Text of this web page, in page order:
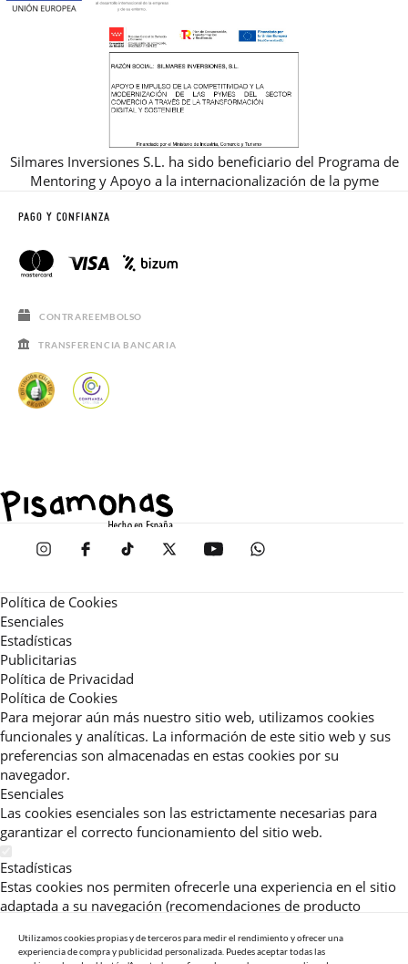
Silmares Inversiones S.L. ha sido beneficiario del Programa de
Mentoring y Apoyo a la internacionalización de la pyme
PAGO Y CONFIANZA
CONTRAREEMBOLSO
TRANSFERENCIA BANCARIA
Política de Cookies
Esenciales
Estadísticas
Publicitarias
Política de Privacidad
Política de Cookies
Para mejorar aún más nuestro sitio web, utilizamos cookies
funcionales y analíticas. La información de este sitio web y sus
preferencias son almacenadas en estas cookies por su
navegador.
Esenciales
Las cookies esenciales son las estrictamente necesarias para
garantizar el correcto funcionamiento del sitio web.
Estadísticas
Estas cookies nos permiten ofrecerle una experiencia en el sitio
adaptada a su navegación (recomendaciones de producto
consultadas, etc).Al activar esta cookie, nos ayuda a mejorar aún
Utilizamos cookies propias y de terceros para medir el rendimiento y ofrecer una
experiencia de compra y publicidad personalizada. Puedes aceptar todas las